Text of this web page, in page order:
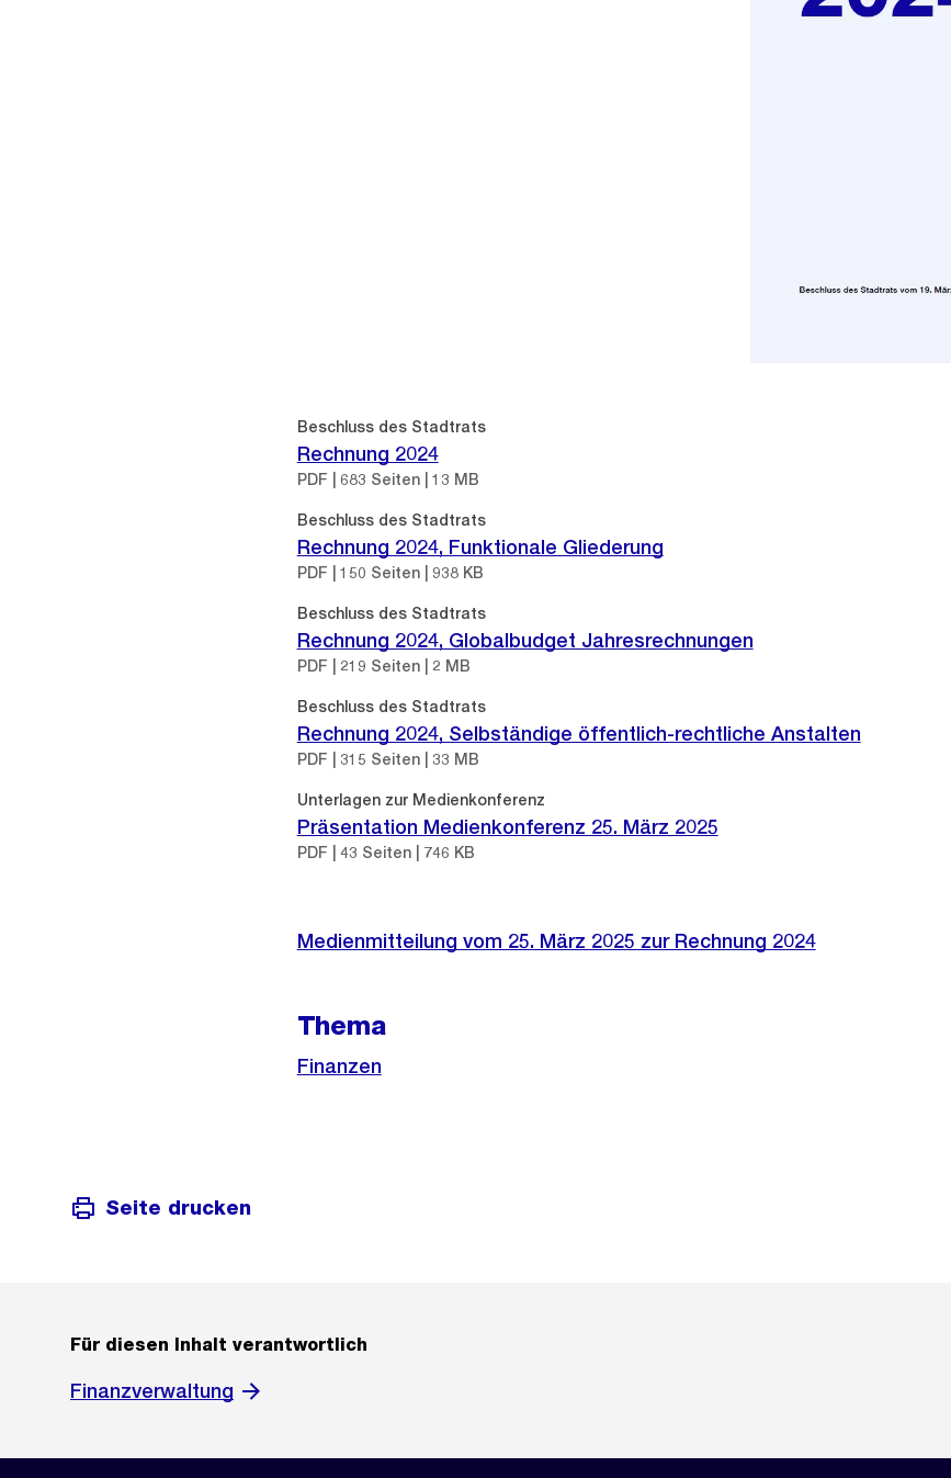
Beschluss des Stadtrats
Rechnung 2024
PDF | 683 Seiten | 13 MB
Beschluss des Stadtrats
Rechnung 2024, Funktionale Gliederung
PDF | 150 Seiten | 938 KB
Beschluss des Stadtrats
Rechnung 2024, Globalbudget Jahresrechnungen
PDF | 219 Seiten | 2 MB
Beschluss des Stadtrats
Rechnung 2024, Selbständige öffentlich-rechtliche Anstalten
PDF | 315 Seiten | 33 MB
Unterlagen zur Medienkonferenz
Präsentation Medienkonferenz 25. März 2025
PDF | 43 Seiten | 746 KB
Medienmitteilung vom 25. März 2025 zur Rechnung 2024
Thema
Finanzen
Seite drucken
Für diesen Inhalt verantwortlich
Finanzverwaltung